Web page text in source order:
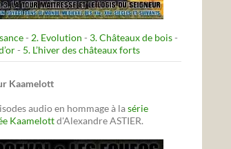
- 2. Evolution - 3. Châteaux de bois-
- 5. L’hiver des châteaux forts
Kaamelott
audio en hommage à lasérie
Kaamelottd'Alexandre ASTIER.